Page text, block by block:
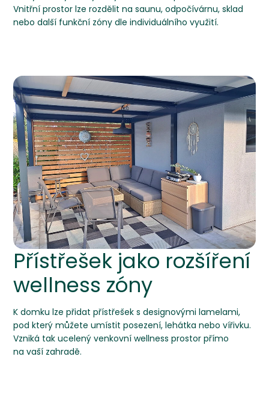
Vnitřní prostor lze rozdělit na saunu, odpočívárnu, sklad
nebo další funkční zóny dle individuálního využití.
Přístřešek jako rozšíření
wellness zóny
K domku lze přidat přístřešek s designovými lamelami,
pod který můžete umístit posezení, lehátka nebo vířivku.
Vzniká tak ucelený venkovní wellness prostor přímo
na vaší zahradě.